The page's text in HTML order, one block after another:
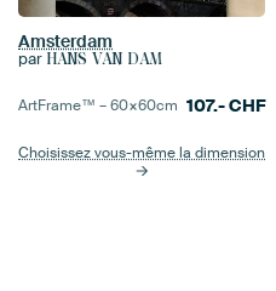
Amsterdam
par HANS VAN DAM
ArtFrame™ –60×60cm 107.-CHF
Choisissez vous-même la dimension